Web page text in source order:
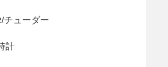
チューダー
計